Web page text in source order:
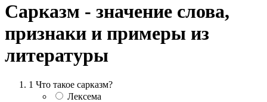
Сарказм - значение слова,
признаки и примеры из
литературы
1 Что такое сарказм?
Лексема